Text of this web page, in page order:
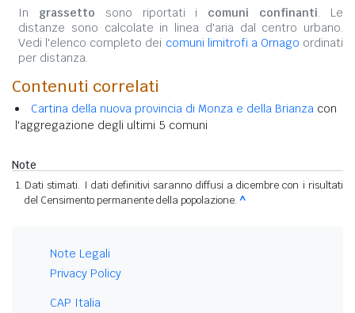
In grassetto sono riportati i comuni confinanti. Le
distanze sono calcolate in linea d'aria dal centro urbano.
Vedi l'elenco completo dei comuni limitrofi a Ornago ordinati
per distanza.
Contenuti correlati
Cartina della nuova provincia di Monza e della Brianza con
l'aggregazione degli ultimi 5 comuni
Note
Dati stimati. I dati definitivi saranno diffusi a dicembre con i risultati
del Censimento permanente della popolazione. ^
Note Legali
Privacy Policy
CAP Italia